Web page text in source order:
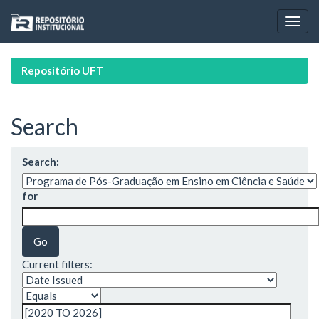
navigation
Repositório UFT
Search
Search:
for
Current filters: